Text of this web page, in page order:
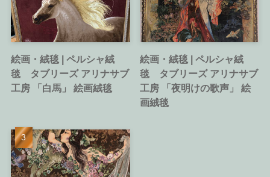
絵画・絨毯 | ペルシャ絨
毯 タブリーズ アリナサブ
工房 「白馬」 絵画絨毯
絵画・絨毯 | ペルシャ絨
毯 タブリーズ アリナサブ
工房 「夜明けの歌声」 絵
画絨毯